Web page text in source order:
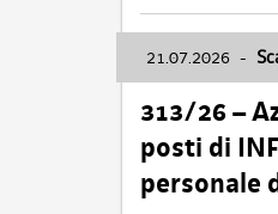
21.07.2026 -
313/26 –
posti di
personale